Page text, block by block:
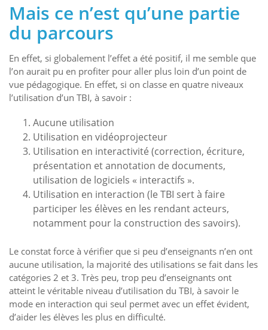
Mais ce n’est qu’une partie
du parcours
En effet, si globalement l’effet a été positif, il me semble que
l’on aurait pu en profiter pour aller plus loin d’un point de
vue pédagogique. En effet, si on classe en quatre niveaux
l’utilisation d’un TBI, à savoir :
Aucune utilisation
Utilisation en vidéoprojecteur
Utilisation en interactivité (correction, écriture,
présentation et annotation de documents,
utilisation de logiciels « interactifs ».
Utilisation en interaction (le TBI sert à faire
participer les élèves en les rendant acteurs,
notamment pour la construction des savoirs).
Le constat force à vérifier que si peu d’enseignants n’en ont
aucune utilisation, la majorité des utilisations se fait dans les
catégories 2 et 3. Très peu, trop peu d’enseignants ont
atteint le véritable niveau d’utilisation du TBI, à savoir le
mode en interaction qui seul permet avec un effet évident,
d’aider les élèves les plus en difficulté.